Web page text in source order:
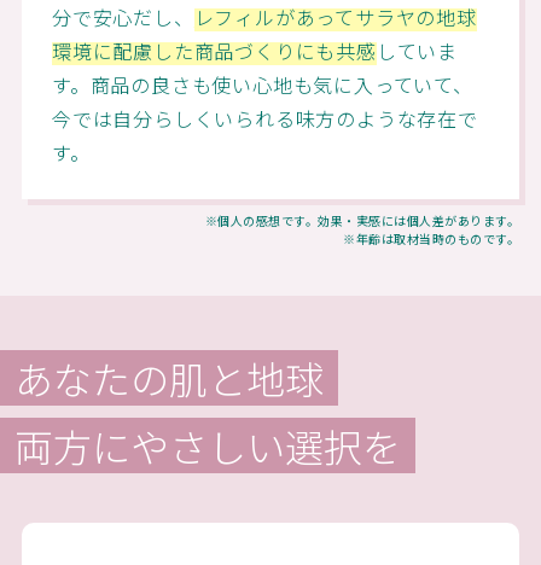
分で安心だし、 レフィルがあってサラヤの地球
環境に配慮した商品づくりにも共感していま
す。商品の良さも使い心地も気に入っていて、
今では自分らしくいられる味方のような存在で
す。
※個人の感想です。効果・実感には個人差があります。
※年齢は取材当時のものです。
あなたの肌と地球
両方にやさしい選択を